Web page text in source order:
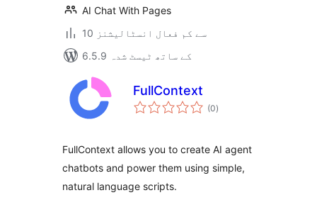
AI Chat With Pages
10 سے کم فعال انسٹالیشنز
6.5.9 کے ساتھ ٹیسٹ شدہ
FullContext
(0مجموعی
درجہ
)
FullContext allows you to create AI agent
chatbots and power them using simple,
natural language scripts.